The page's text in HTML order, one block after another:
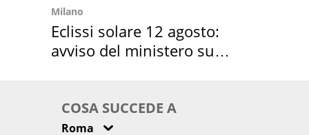
Milano
Eclissi solare 12 agosto:
avviso del ministero su